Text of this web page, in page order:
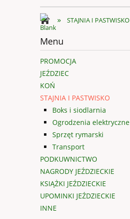
» STAJNIA I PASTWISKO
Menu
PROMOCJA
JEŹDZIEC
KOŃ
STAJNIA I PASTWISKO
Boks i siodlarnia
Ogrodzenia elektryczne
Sprzęt rymarski
Transport
PODKUWNICTWO
NAGRODY JEŹDZIECKIE
KSIĄŻKI JEŹDZIECKIE
UPOMINKI JEŹDZIECKIE
INNE